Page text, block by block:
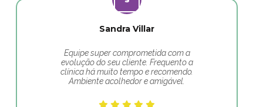
Sandra Villar
Equipe super comprometida com a
evolução do seu cliente. Frequento a
clínica há muito tempo e recomendo.
Ambiente acolhedor e amigável.